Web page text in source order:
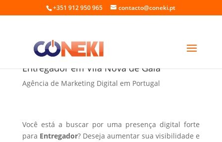
+351 912 950 965 contacto@coneki.pt
Agência de marketing digital para
Entregador em Vila Nova de Gaia
Agência de Marketing Digital em Portugal
Você está a buscar por uma presença digital forte
para Entregador? Deseja aumentar sua visibilidade e